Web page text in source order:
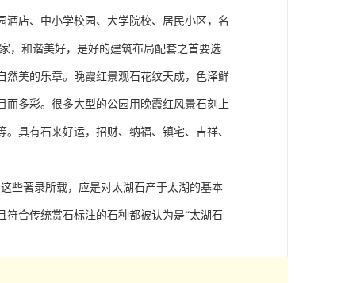
店、中小学校园、大学院校、居民小区，名
，和谐美好，是好的建筑布局配套之首要选
然美的乐章。晚霞红景观石花纹天成，色泽鲜
多彩。很多大型的公园用晚霞红风景石刻上
具有石来好运，招财、纳福、镇宅、吉祥、
些著录所载，应是对太湖石产于太湖的基本
合传统赏石标注的石种都被认为是“太湖石